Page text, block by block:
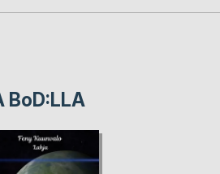
BoD:LLA